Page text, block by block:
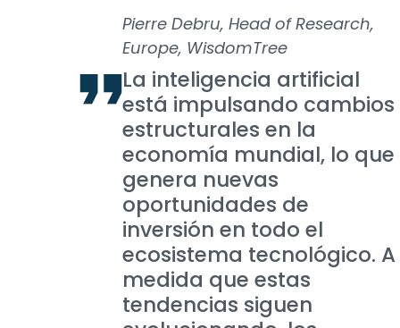
Pierre Debru, Head of Research,
Europe, WisdomTree
La inteligencia artificial
está impulsando cambios
estructurales en la
economía mundial, lo que
genera nuevas
oportunidades de
inversión en todo el
ecosistema tecnológico. A
medida que estas
tendencias siguen